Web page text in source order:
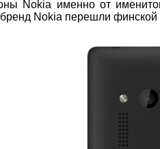
Nokia именно от
Nokia перешли финской